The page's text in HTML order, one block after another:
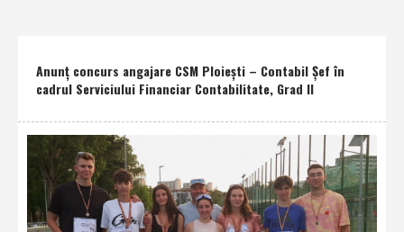
Anunţ concurs angajare CSM Ploieşti – Contabil Şef în
cadrul Serviciului Financiar Contabilitate, Grad II